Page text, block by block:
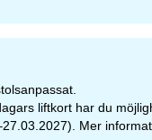
liftkort har du
Mer